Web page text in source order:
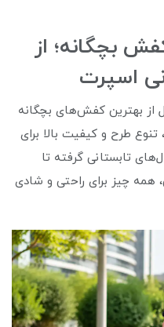
بچگانه؛ از
اسپرت
از بهترین کفش‌های بچگانه
تنوع طرح و کیفیت بالا برای
تابستانی گرفته تا
چیز برای راحتی و شادی